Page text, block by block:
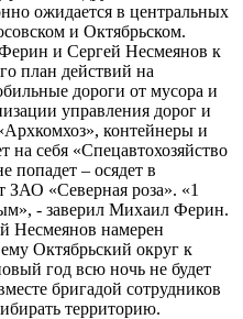
ожидается в центральных
и Октябрьском.
и Сергей Несмеянов к
план действий на
дороги от мусора и
управления дорог и
контейнеры и
на себя «Спецавтохозяйство
попадет – осядет в
ЗАО «Северная роза». «1
- заверил Михаил Ферин.
Несмеянов намерен
Октябрьский округ к
год всю ночь не будет
бригадой сотрудников
территорию.